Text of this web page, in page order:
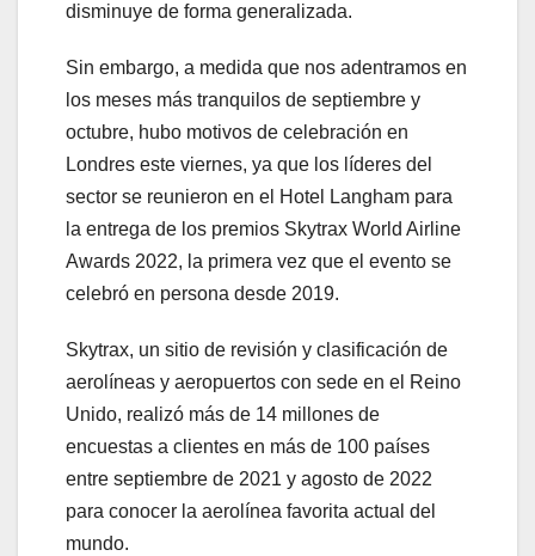
disminuye de forma generalizada.
Sin embargo, a medida que nos adentramos en
los meses más tranquilos de septiembre y
octubre, hubo motivos de celebración en
Londres este viernes, ya que los líderes del
sector se reunieron en el Hotel Langham para
la entrega de los premios Skytrax World Airline
Awards 2022, la primera vez que el evento se
celebró en persona desde 2019.
Skytrax, un sitio de revisión y clasificación de
aerolíneas y aeropuertos con sede en el Reino
Unido, realizó más de 14 millones de
encuestas a clientes en más de 100 países
entre septiembre de 2021 y agosto de 2022
para conocer la aerolínea favorita actual del
mundo.